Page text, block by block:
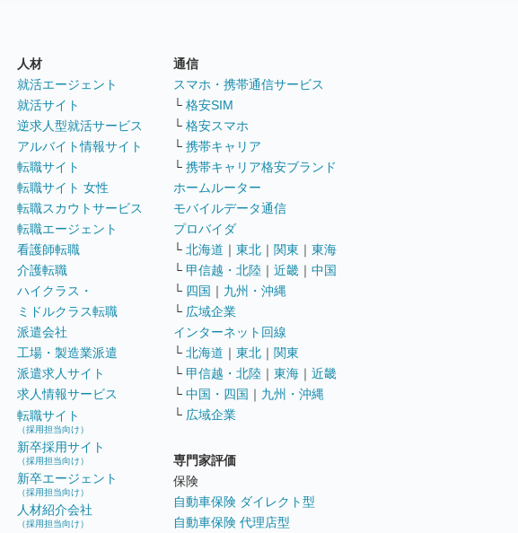
人材
就活エージェント
就活サイト
逆求人型就活サービス
アルバイト情報サイト
転職サイト
転職サイト 女性
転職スカウトサービス
転職エージェント
看護師転職
介護転職
ハイクラス・
ミドルクラス転職
派遣会社
工場・製造業派遣
派遣求人サイト
求人情報サービス
転職サイト
（採用担当向け）
新卒採用サイト
（採用担当向け）
新卒エージェント
（採用担当向け）
人材紹介会社
（採用担当向け）
通信
スマホ・携帯通信サービス
└ 格安SIM
└ 格安スマホ
└ 携帯キャリア
└ 携帯キャリア格安ブランド
ホームルーター
モバイルデータ通信
プロバイダ
└ 北海道 ｜ 東北 ｜ 関東 ｜ 東海
└ 甲信越・北陸 ｜ 近畿 ｜ 中国
└ 四国 ｜ 九州・沖縄
└ 広域企業
インターネット回線
└ 北海道 ｜ 東北 ｜ 関東
└ 甲信越・北陸 ｜ 東海 ｜ 近畿
└ 中国・四国 ｜ 九州・沖縄
└ 広域企業
専門家評価
保険
自動車保険 ダイレクト型
自動車保険 代理店型